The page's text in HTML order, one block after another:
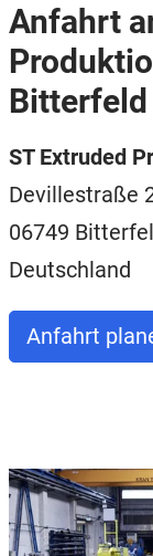
Anfahrt
Bitterfeld
ST Extruded
Devillestraße
06749
Deutschland
Anfahrt